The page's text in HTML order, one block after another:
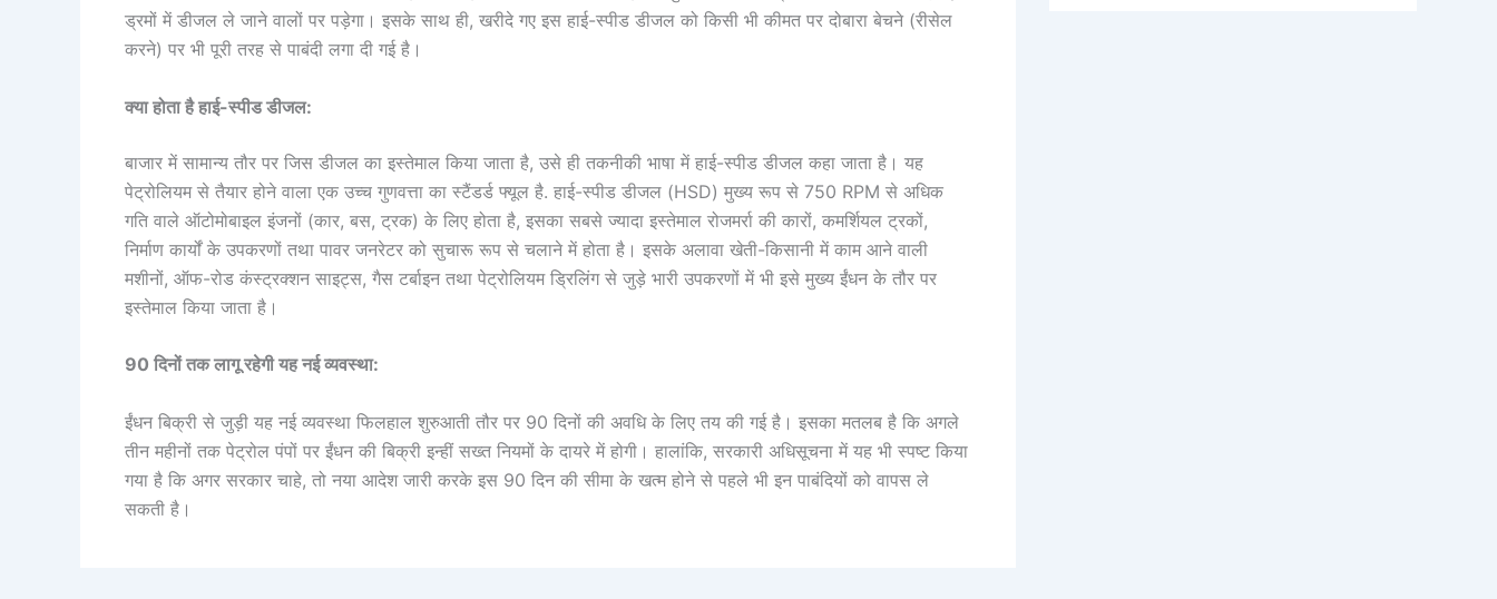
ड्रमों में डीजल ले जाने वालों पर पड़ेगा। इसके साथ ही, खरीदे गए इस हाई-स्पीड डीजल को किसी भी कीमत पर दोबारा बेचने (रीसेल
करने) पर भी पूरी तरह से पाबंदी लगा दी गई है।
क्या होता है हाई-स्पीड डीजल:
बाजार में सामान्य तौर पर जिस डीजल का इस्तेमाल किया जाता है, उसे ही तकनीकी भाषा में हाई-स्पीड डीजल कहा जाता है। यह
पेट्रोलियम से तैयार होने वाला एक उच्च गुणवत्ता का स्टैंडर्ड फ्यूल है. हाई-स्पीड डीजल (HSD) मुख्य रूप से 750 RPM से अधिक
गति वाले ऑटोमोबाइल इंजनों (कार, बस, ट्रक) के लिए होता है, इसका सबसे ज्यादा इस्तेमाल रोजमर्रा की कारों, कमर्शियल ट्रकों,
निर्माण कार्यों के उपकरणों तथा पावर जनरेटर को सुचारू रूप से चलाने में होता है। इसके अलावा खेती-किसानी में काम आने वाली
मशीनों, ऑफ-रोड कंस्ट्रक्शन साइट्स, गैस टर्बाइन तथा पेट्रोलियम ड्रिलिंग से जुड़े भारी उपकरणों में भी इसे मुख्य ईंधन के तौर पर
इस्तेमाल किया जाता है।
90 दिनों तक लागू रहेगी यह नई व्यवस्था:
ईंधन बिक्री से जुड़ी यह नई व्यवस्था फिलहाल शुरुआती तौर पर 90 दिनों की अवधि के लिए तय की गई है। इसका मतलब है कि अगले
तीन महीनों तक पेट्रोल पंपों पर ईंधन की बिक्री इन्हीं सख्त नियमों के दायरे में होगी। हालांकि, सरकारी अधिसूचना में यह भी स्पष्ट किया
गया है कि अगर सरकार चाहे, तो नया आदेश जारी करके इस 90 दिन की सीमा के खत्म होने से पहले भी इन पाबंदियों को वापस ले
सकती है।